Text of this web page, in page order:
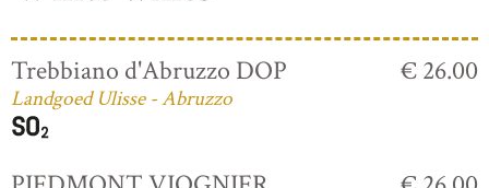
Trebbiano d'Abruzzo DOP
Landgoed Ulisse - Abruzzo
€ 26.00